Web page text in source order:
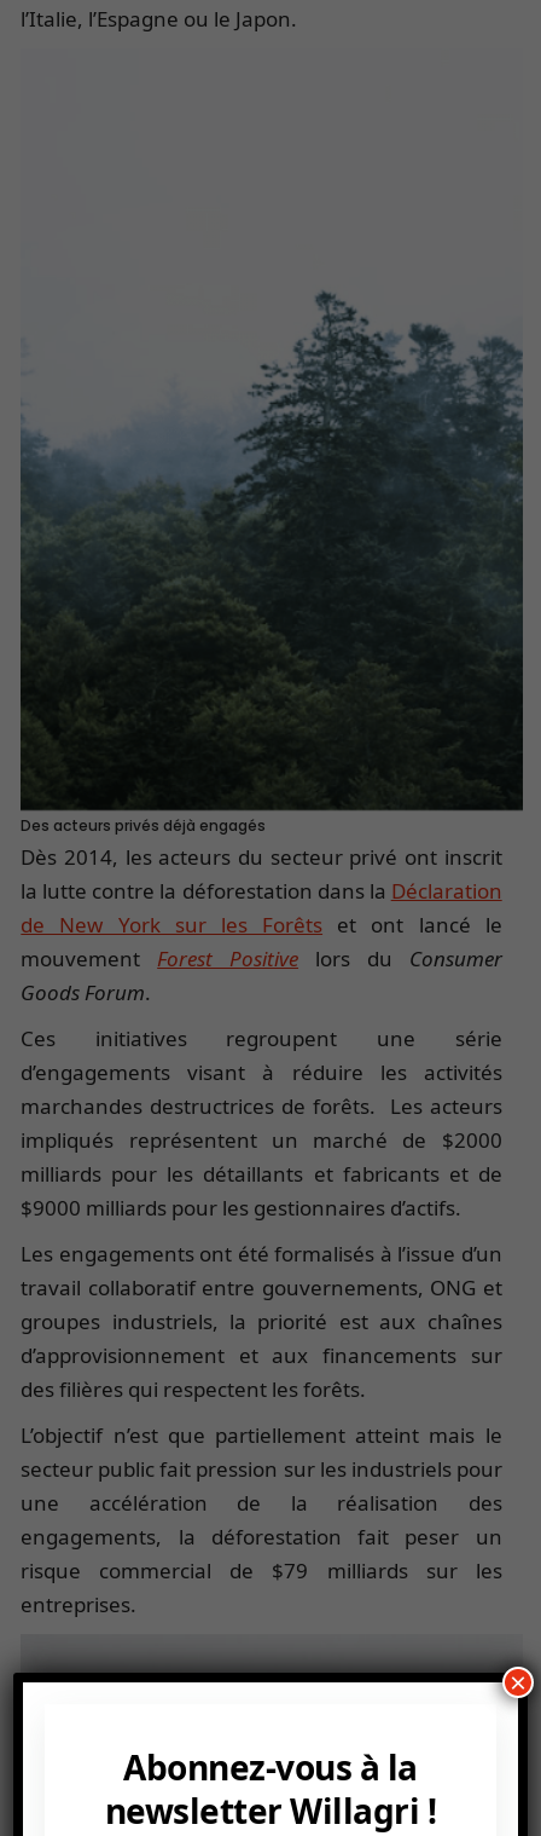
l’Italie, l’Espagne ou le Japon.
Des acteurs privés déjà engagés
Dès 2014, les acteurs du secteur privé ont inscrit
la lutte contre la déforestation dans la Déclaration
de New York sur les Forêts et ont lancé le
mouvement Forest Positive lors du Consumer
Goods Forum.
Ces initiatives regroupent une série
d’engagements visant à réduire les activités
marchandes destructrices de forêts. Les acteurs
impliqués représentent un marché de $2000
milliards pour les détaillants et fabricants et de
$9000 milliards pour les gestionnaires d’actifs.
Les engagements ont été formalisés à l’issue d’un
travail collaboratif entre gouvernements, ONG et
groupes industriels, la priorité est aux chaînes
d’approvisionnement et aux financements sur
des filières qui respectent les forêts.
L’objectif n’est que partiellement atteint mais le
secteur public fait pression sur les industriels pour
une accélération de la réalisation des
engagements, la déforestation fait peser un
risque commercial de $79 milliards sur les
entreprises.
Abonnez-vous à la
newsletter Willagri !
×